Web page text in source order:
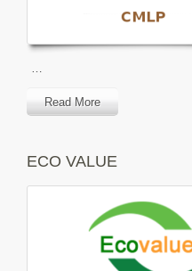
…
Read More
ECO VALUE